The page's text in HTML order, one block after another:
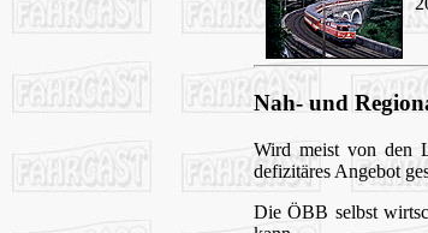
Nah- und
Wird meist von den
defizitäres Angebot
Die ÖBB selbst